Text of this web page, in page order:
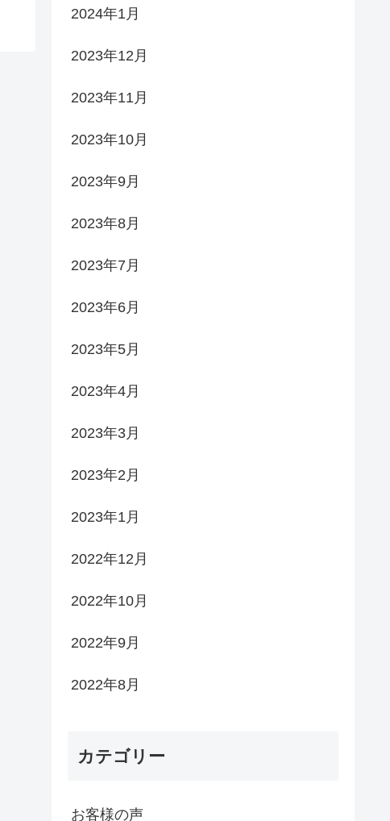
2024年1月
2023年12月
2023年11月
2023年10月
2023年9月
2023年8月
2023年7月
2023年6月
2023年5月
2023年4月
2023年3月
2023年2月
2023年1月
2022年12月
2022年10月
2022年9月
2022年8月
カテゴリー
お客様の声